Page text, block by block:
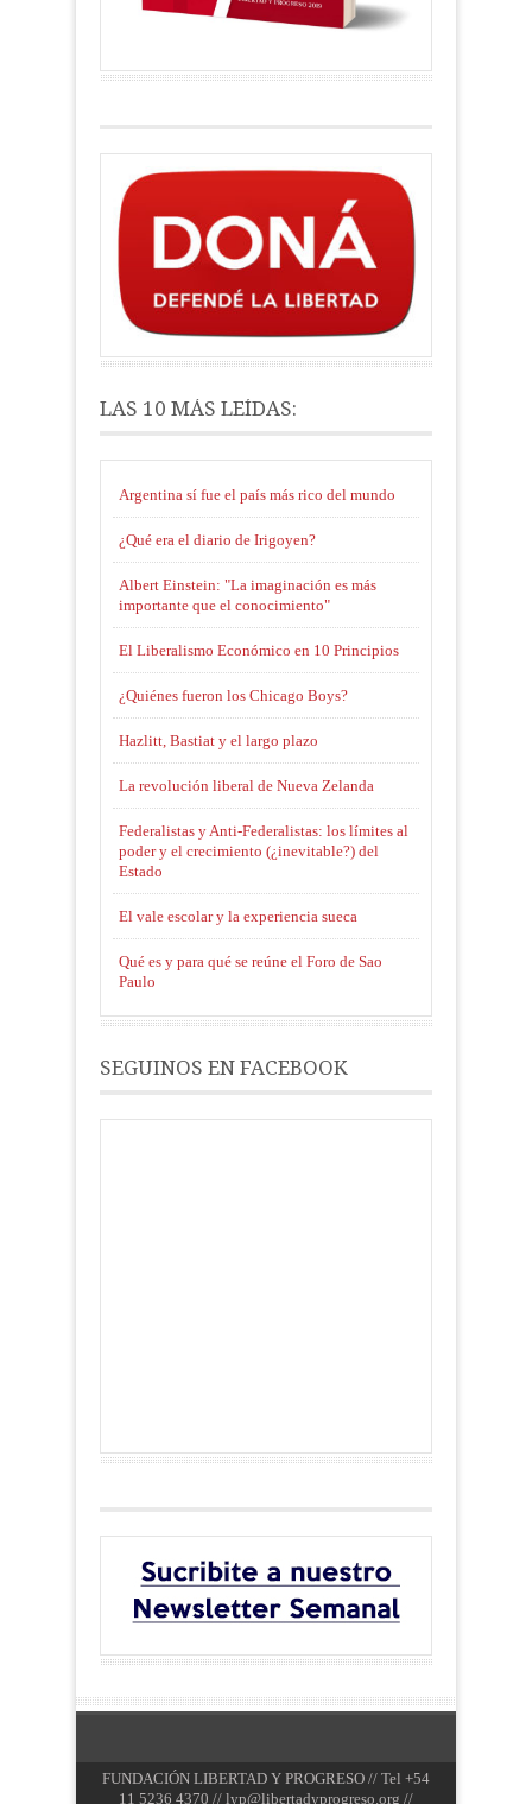
LAS 10 MÁS LEÍDAS:
Argentina sí fue el país más rico del mundo
¿Qué era el diario de Irigoyen?
Albert Einstein: "La imaginación es más
importante que el conocimiento"
El Liberalismo Económico en 10 Principios
¿Quiénes fueron los Chicago Boys?
Hazlitt, Bastiat y el largo plazo
La revolución liberal de Nueva Zelanda
Federalistas y Anti-Federalistas: los límites al
poder y el crecimiento (¿inevitable?) del
Estado
El vale escolar y la experiencia sueca
Qué es y para qué se reúne el Foro de Sao
Paulo
SEGUINOS EN FACEBOOK
FUNDACIÓN LIBERTAD Y PROGRESO // Tel +54
11 5236 4370 // lyp@libertadyprogreso.org //